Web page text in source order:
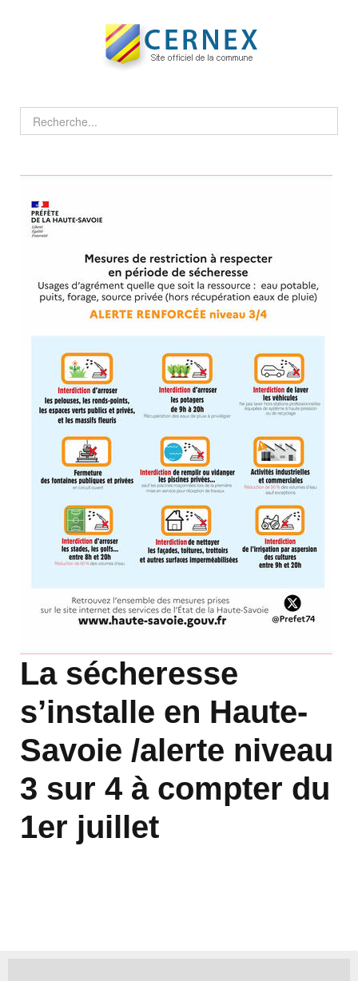
La sécheresse
s’installe en Haute-
Savoie /alerte niveau
3 sur 4 à compter du
1er juillet